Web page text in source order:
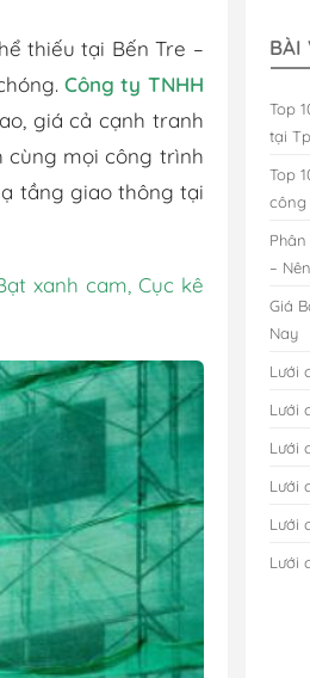
thiếu tại Bến Tre –
Công ty TNHH
giá cả cạnh tranh
cùng mọi công trình
tầng giao thông tại
xanh cam, Cục kê
BÀI
Top
tại
Top
công
–
Giá
Nay
Lưới
Lưới
Lưới
Lưới
Lưới
Lưới